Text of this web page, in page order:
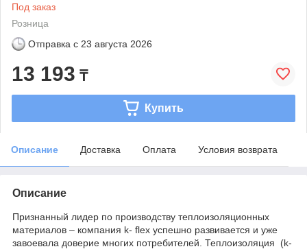
Под заказ
Розница
Отправка с 23 августа 2026
13 193 ₸
Купить
Описание Доставка Оплата Условия возврата
Описание
Признанный лидер по производству теплоизоляционных
материалов – компания k- flex успешно развивается и уже
завоевала доверие многих потребителей. Теплоизоляция (k-